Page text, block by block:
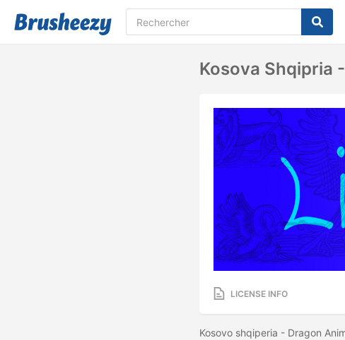
Kosova Shqipria
LICENSE INFO
Kosovo shqiperia - Dragon